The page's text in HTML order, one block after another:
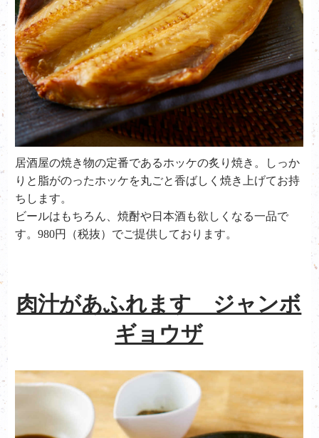
居酒屋の焼き物の定番であるホッケの炙り焼き。しっか
りと脂がのったホッケを丸ごと香ばしく焼き上げてお持
ちします。
ビールはもちろん、焼酎や日本酒も欲しくなる一品で
す。980円（税抜）でご提供しております。
肉汁があふれます ジャンボ
ギョウザ